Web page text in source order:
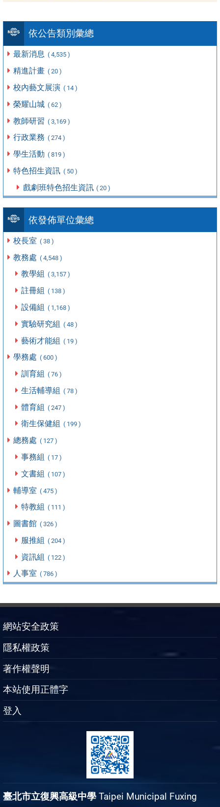
依公告類別彙總
最新消息 ( 4,535 )
精進計畫 ( 20 )
校內藝文展演 ( 14 )
榮耀山城 ( 62 )
教師研習 ( 3,169 )
行政業務 ( 274 )
學生活動 ( 819 )
特色招生資訊 ( 50 )
戲劇班特色招生資訊 ( 20 )
依發佈單位彙總
校長室 ( 38 )
教務處 ( 4,548 )
教學組 ( 3,157 )
註冊組 ( 138 )
設備組 ( 1,168 )
實驗研究組 ( 48 )
藝術才能組 ( 19 )
學務處 ( 600 )
訓育組 ( 76 )
生活輔導組 ( 78 )
體育組 ( 247 )
衛生保健組 ( 199 )
總務處 ( 127 )
事務組 ( 17 )
文書組 ( 107 )
輔導室 ( 475 )
特教組 ( 111 )
圖書館 ( 326 )
服推組 ( 204 )
資訊組 ( 122 )
人事室 ( 786 )
網站安全政策
隱私權政策
著作權聲明
本站使用正體字
登入
臺北市立復興高級中學 Taipei Municipal Fuxing